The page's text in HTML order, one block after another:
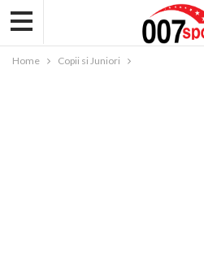
Home Copii si Juniori